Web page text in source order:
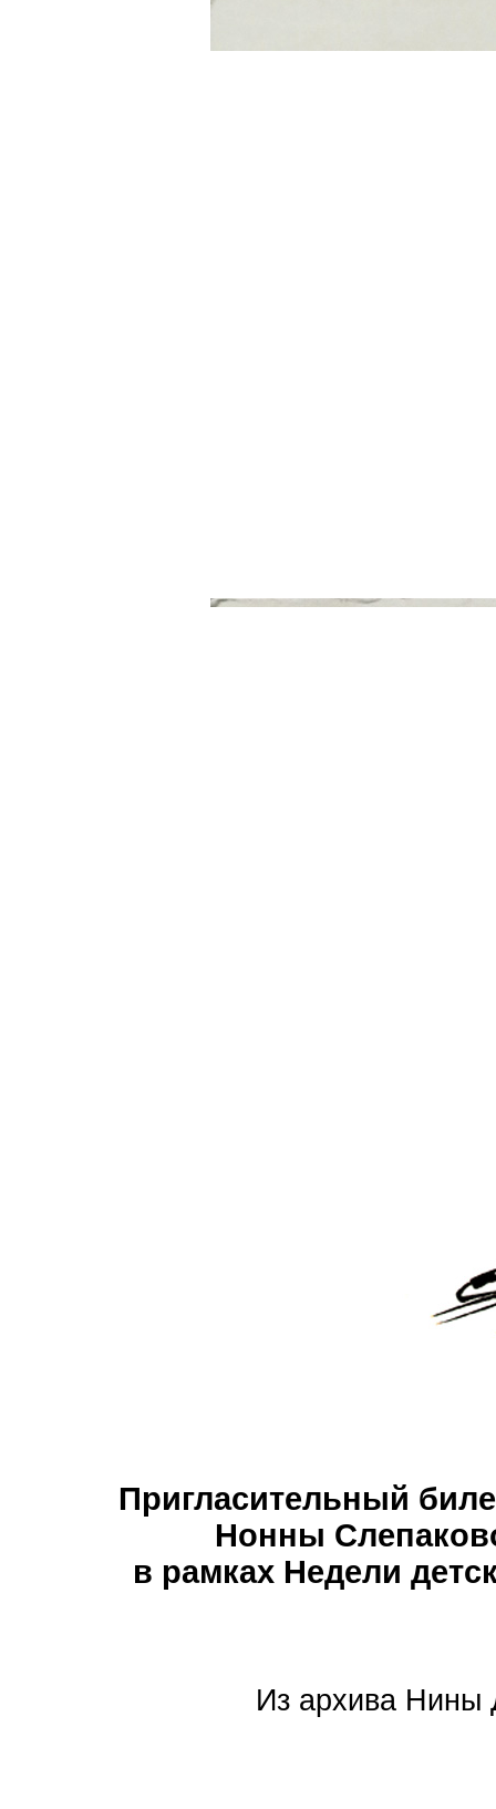
Пригласительный
Нонны
в рамках Недели
Из архива Нины